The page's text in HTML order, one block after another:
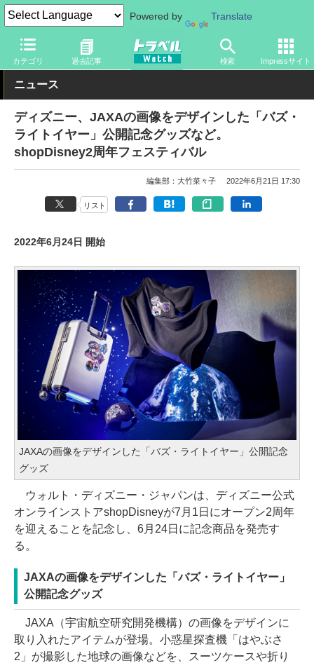
Powered by Translate
カテゴリ 過去記事 検索 Impressサイト
トラベル Watch 旅のアイテム 旅行グッズ その他
ニュース
ディズニー、JAXAの画像をデザインした「バズ・
ライトイヤー」公開記念グッズなど。
shopDisney2周年フェスティバル
編集部：大竹菜々子 2022年6月21日 17:30
リスト
2022年6月24日 開始
JAXAの画像をデザインした「バズ・ライトイヤー」公開記念
グッズ
ウォルト・ディズニー・ジャパンは、ディズニー公式
オンラインストアshopDisneyが7月1日にオープン2周年
を迎えることを記念し、6月24日に記念商品を発売す
る。
JAXAの画像をデザインした「バズ・ライトイヤー」
公開記念グッズ
JAXA（宇宙航空研究開発機構）の画像をデザインに
取り入れたアイテムが登場。小惑星探査機「はやぶさ
2」が撮影した地球の画像などを、スーツケースや折り